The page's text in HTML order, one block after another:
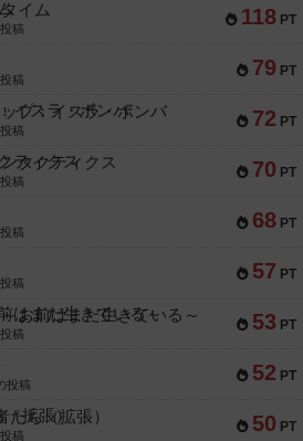
118 PT
イム
稿
79 PT
稿
72 PT
プ：イスラ・ボンバ
稿
70 PT
タクティクス
稿
68 PT
稿
57 PT
稿
53 PT
お前はまだ生きている～
稿
52 PT
投稿
50 PT
たち（拡張）
稿